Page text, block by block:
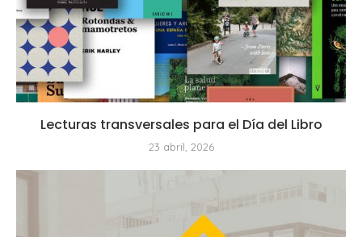
Lecturas transversales para el Día del Libro
23 abril, 2026